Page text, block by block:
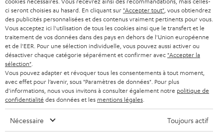
-
v
o
u
s
à
l
a
n
Catégories
HOME CINEMA
SYSTEMES COMPLETS HOME CINEMA
BARRES DE SON
STEREO
Société
SUPPORT
CARRIÈRE
PRESSE
Boutiques en ligne Teufel
ci seront choisies au hasard. En cliquant sur "Accepter tout" , vous obtiendrez
des publicités personnalisées et des contenus vraiment pertinents pour vous.
Vous acceptez ici l'utilisation de tous les cookies ainsi que le transfert et le
traitement de vos données dans des pays en dehors de l'Union européenne
et de l'EER. Pour une sélection individuelle, vous pouvez aussi activer ou
désactiver chaque catégorie séparément et confirmer avec "Accepter la
sélection"
Vous pouvez adapter et révoquer tous les consentements à tout moment,
avec effet pour l’avenir, sous "Paramètres de données". Pour plus
d'informations, nous vous invitons à consulter également notre politique de
confidentialité des données et les mentions légales
Nécessaire Toujours actif